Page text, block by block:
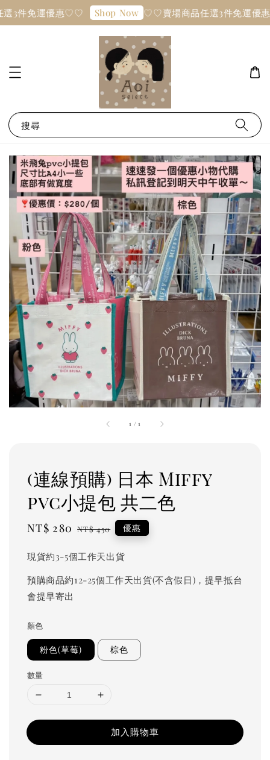
3件免運優惠♡♡ Shop Now ♡♡賣場商品任選3件免運優
搜尋
1 /1
(連線預購) 日本 Miffy
pvc小提包 共二色
Sale
NT$ 280 Regular
NT$ 450 優惠
現貨約3-5個工作天出貨
預購商品約12-25個工作天出貨(不含假日)，提早抵台
會提早寄出
顏色
粉色(草莓) 棕色
數量
加入購物車